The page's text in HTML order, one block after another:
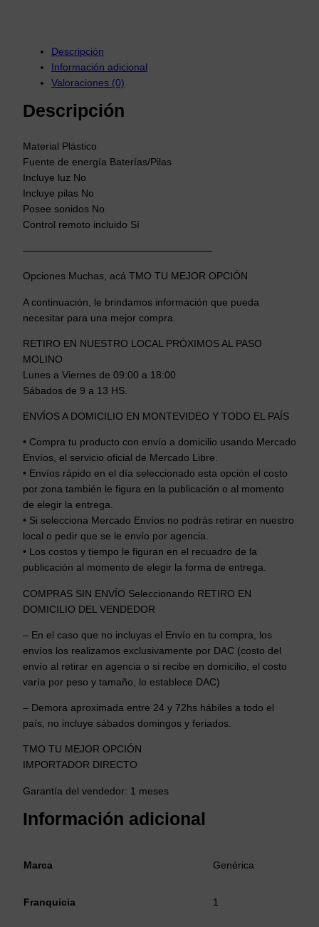
Descripción
Información adicional
Valoraciones (0)
Descripción
Material Plástico
Fuente de energía Baterías/Pilas
Incluye luz No
Incluye pilas No
Posee sonidos No
Control remoto incluido Sí
———————————————————
Opciones Muchas, acá TMO TU MEJOR OPCIÓN
A continuación, le brindamos información que pueda
necesitar para una mejor compra.
RETIRO EN NUESTRO LOCAL PRÓXIMOS AL PASO
MOLINO
Lunes a Viernes de 09:00 a 18:00
Sábados de 9 a 13 HS.
ENVÍOS A DOMICILIO EN MONTEVIDEO Y TODO EL PAÍS
• Compra tu producto con envío a domicilio usando Mercado
Envíos, el servicio oficial de Mercado Libre.
• Envíos rápido en el día seleccionado esta opción el costo
por zona también le figura en la publicación o al momento
de elegir la entrega.
• Si selecciona Mercado Envíos no podrás retirar en nuestro
local o pedir que se le envío por agencia.
• Los costos y tiempo le figuran en el recuadro de la
publicación al momento de elegir la forma de entrega.
COMPRAS SIN ENVÍO Seleccionando RETIRO EN
DOMICILIO DEL VENDEDOR
– En el caso que no incluyas el Envío en tu compra, los
envíos los realizamos exclusivamente por DAC (costo del
envío al retirar en agencia o si recibe en domicilio, el costo
varía por peso y tamaño, lo establece DAC)
– Demora aproximada entre 24 y 72hs hábiles a todo el
país, no incluye sábados domingos y feriados.
TMO TU MEJOR OPCIÓN
IMPORTADOR DIRECTO
Garantía del vendedor: 1 meses
Información adicional
Marca Genérica
Franquicia 1